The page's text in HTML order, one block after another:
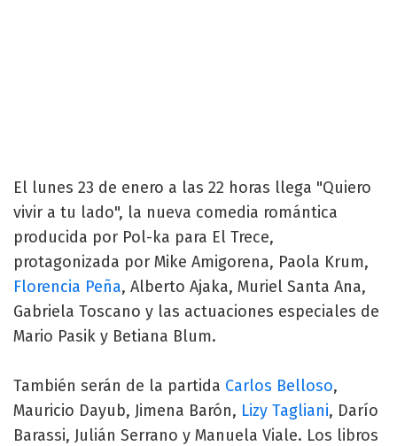
El lunes 23 de enero a las 22 horas llega "Quiero
vivir a tu lado", la nueva comedia romántica
producida por Pol-ka para El Trece,
protagonizada por Mike Amigorena, Paola Krum,
Florencia Peña, Alberto Ajaka, Muriel Santa Ana,
Gabriela Toscano y las actuaciones especiales de
Mario Pasik y Betiana Blum.
También serán de la partida Carlos Belloso,
Mauricio Dayub, Jimena Barón, Lizy Tagliani, Darío
Barassi, Julián Serrano y Manuela Viale. Los libros